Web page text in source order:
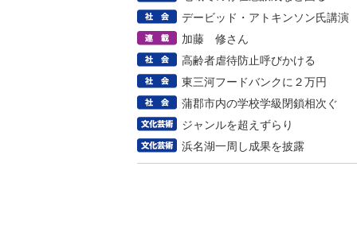
デービッド・アトキンソン氏講演
加藤 修さん
高齢者虐待防止呼びかける
東三河フードバンクに２万円
蒲郡市内の学校学級閉鎖相次ぐ
ジャンルを超えずらり
浜名湖一周し成果を披露